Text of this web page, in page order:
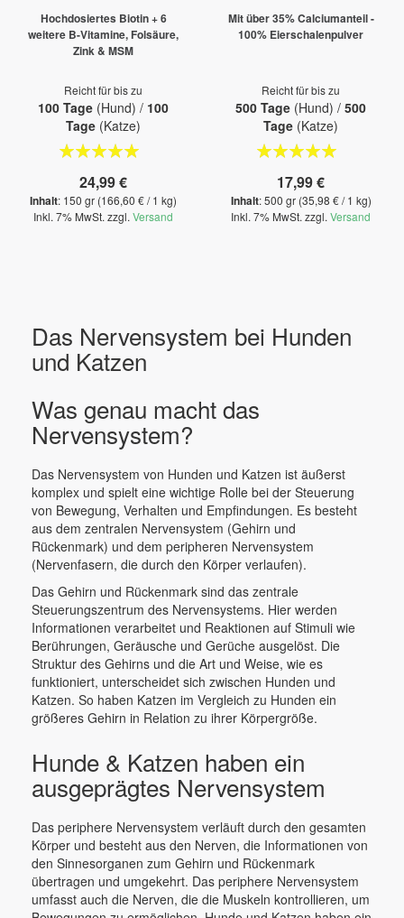
Hochdosiertes Biotin + 6
weitere B-Vitamine, Folsäure,
Zink & MSM
Reicht für bis zu
100 Tage (Hund) / 100
Tage (Katze)
Bewertung:
24,99 €
Inhalt: 150 gr (166,60 € / 1 kg)
Inkl. 7% MwSt. zzgl. Versand
Mit über 35% Calciumanteil -
100% Eierschalenpulver
Reicht für bis zu
500 Tage (Hund) / 500
Tage (Katze)
Bewertung:
17,99 €
Inhalt: 500 gr (35,98 € / 1 kg)
Inkl. 7% MwSt. zzgl. Versand
Das Nervensystem bei Hunden
und Katzen
Was genau macht das
Nervensystem?
Das Nervensystem von Hunden und Katzen ist äußerst
komplex und spielt eine wichtige Rolle bei der Steuerung
von Bewegung, Verhalten und Empfindungen. Es besteht
aus dem zentralen Nervensystem (Gehirn und
Rückenmark) und dem peripheren Nervensystem
(Nervenfasern, die durch den Körper verlaufen).
Das Gehirn und Rückenmark sind das zentrale
Steuerungszentrum des Nervensystems. Hier werden
Informationen verarbeitet und Reaktionen auf Stimuli wie
Berührungen, Geräusche und Gerüche ausgelöst. Die
Struktur des Gehirns und die Art und Weise, wie es
funktioniert, unterscheidet sich zwischen Hunden und
Katzen. So haben Katzen im Vergleich zu Hunden ein
größeres Gehirn in Relation zu ihrer Körpergröße.
Hunde & Katzen haben ein
ausgeprägtes Nervensystem
Das periphere Nervensystem verläuft durch den gesamten
Körper und besteht aus den Nerven, die Informationen von
den Sinnesorganen zum Gehirn und Rückenmark
übertragen und umgekehrt. Das periphere Nervensystem
umfasst auch die Nerven, die die Muskeln kontrollieren, um